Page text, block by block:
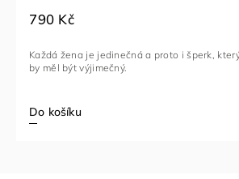
790 Kč
Do košíku
Každá žena je jedinečná a proto i šperk,
by měl být výjimečný.